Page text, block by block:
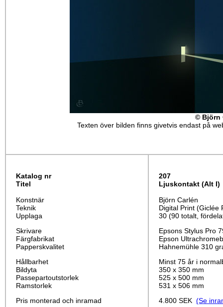
© Björn
Texten över bilden finns givetvis endast på
Katalog nr
Titel
Konstnär
Teknik
Upplaga
Skrivare
Färgfabrikat
Papperskvalitet
Hållbarhet
Bildyta
Passepartoutstorlek
Ramstorlek
Pris monterad och inramad
207
Ljuskontakt (Alt I)
Björn Carlén
Digital Print (Giclée
30 (90 totalt,
Epsons Stylus Pro
Epson
Hahnemühle 310
Minst 75 år i
350 x 350 mm
525 x 500 mm
531 x 506 mm
4.800 SEK (Se